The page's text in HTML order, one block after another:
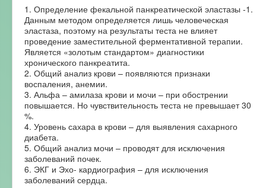
1. Определение фекальной панкреатической эластазы -1.
Данным методом определяется лишь человеческая
эластаза, поэтому на результаты теста не влияет
проведение заместительной ферментативной терапии.
Является «золотым стандартом» диагностики
хронического панкреатита.
2. Общий анализ крови – появляются признаки
воспаления, анемии.
3. Альфа – амилаза крови и мочи – при обострении
повышается. Но чувствительность теста не превышает 30
%.
4. Уровень сахара в крови – для выявления сахарного
диабета.
5. Общий анализ мочи – проводят для исключения
заболеваний почек.
6. ЭКГ и Эхо- кардиография – для исключения
заболеваний сердца.